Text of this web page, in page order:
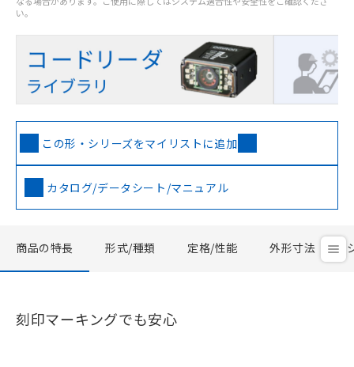
い。
この形・シリーズをマイリストに追加
カタログ/データシート/マニュアル
商品の特長 形式/種類 定格/性能 外形寸法
刻印マーキングでも安心